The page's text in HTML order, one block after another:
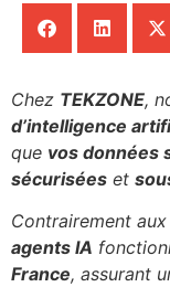
Chez TEKZONE,
d’intelligence
que vos données
sécurisées et
Contrairement aux
agents IA
France, assurant